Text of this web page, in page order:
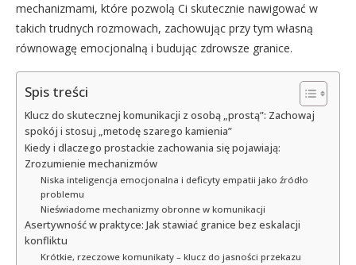
mechanizmami, które pozwolą Ci skutecznie nawigować w
takich trudnych rozmowach, zachowując przy tym własną
równowagę emocjonalną i budując zdrowsze granice.
Spis treści
Klucz do skutecznej komunikacji z osobą „prostą”: Zachowaj
spokój i stosuj „metodę szarego kamienia”
Kiedy i dlaczego prostackie zachowania się pojawiają:
Zrozumienie mechanizmów
Niska inteligencja emocjonalna i deficyty empatii jako źródło
problemu
Nieświadome mechanizmy obronne w komunikacji
Asertywność w praktyce: Jak stawiać granice bez eskalacji
konfliktu
Krótkie, rzeczowe komunikaty – klucz do jasności przekazu